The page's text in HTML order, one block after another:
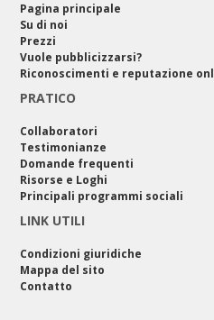
Pagina principale
Su di noi
Prezzi
Vuole pubblicizzarsi?
Riconoscimenti e reputazione
PRATICO
Collaboratori
Testimonianze
Domande frequenti
Risorse e Loghi
Principali programmi sociali
LINK UTILI
Condizioni giuridiche
Mappa del sito
Contatto